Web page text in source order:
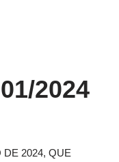
2024
DE 2024, QUE